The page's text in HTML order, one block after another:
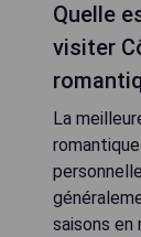
Quelle
visiter
La
saisons en